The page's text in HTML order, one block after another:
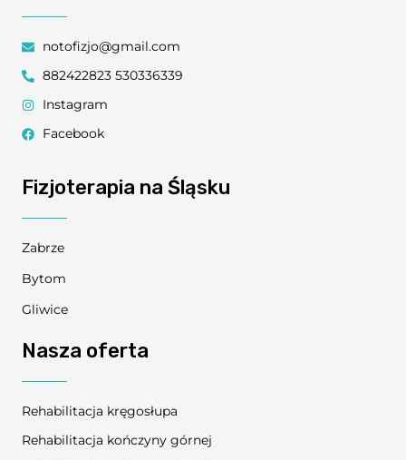
notofizjo@gmail.com
882422823 530336339
Instagram
Facebook
Fizjoterapia na Śląsku
Zabrze
Bytom
Gliwice
Nasza oferta
Rehabilitacja kręgosłupa
Rehabilitacja kończyny górnej